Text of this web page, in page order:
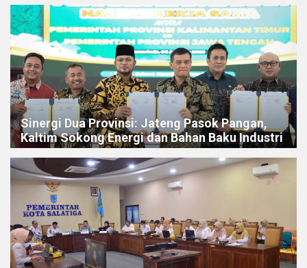
Sinergi Dua Provinsi: Jateng Pasok Pangan,
Kaltim Sokong Energi dan Bahan Baku Industri